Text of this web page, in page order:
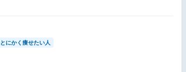
とにかく痩せたい人